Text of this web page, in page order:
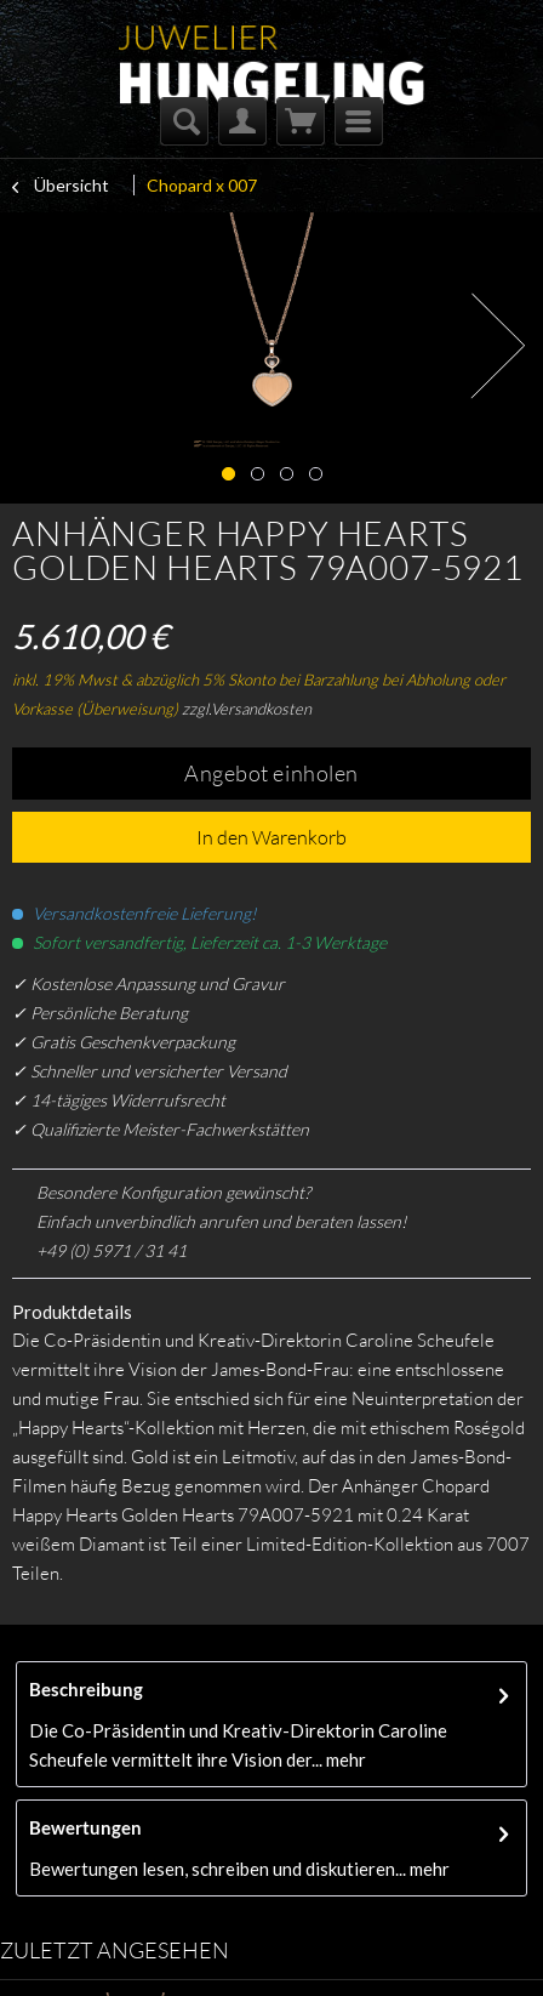
Übersicht Chopard x 007
ANHÄNGER HAPPY HEARTS
GOLDEN HEARTS 79A007-5921
5.610,00 €
inkl. 19% Mwst & abzüglich 5% Skonto bei Barzahlung bei Abholung oder
Vorkasse (Überweisung)zzgl.Versandkosten
Angebot einholen
In den Warenkorb
Versandkostenfreie Lieferung!
Sofort versandfertig, Lieferzeit ca. 1-3 Werktage
✓ Kostenlose Anpassung und Gravur
✓ Persönliche Beratung
✓ Gratis Geschenkverpackung
✓ Schneller und versicherter Versand
✓ 14-tägiges Widerrufsrecht
✓ Qualifizierte Meister-Fachwerkstätten
Besondere Konfiguration gewünscht?
Einfach unverbindlich anrufen und beraten lassen!
+49 (0) 5971 / 31 41
Produktdetails
Die Co-Präsidentin und Kreativ-Direktorin Caroline Scheufele
vermittelt ihre Vision der James-Bond-Frau: eine entschlossene
und mutige Frau. Sie entschied sich für eine Neuinterpretation der
„Happy Hearts“-Kollektion mit Herzen, die mit ethischem Roségold
ausgefüllt sind. Gold ist ein Leitmotiv, auf das in den James-Bond-
Filmen häufig Bezug genommen wird. Der Anhänger Chopard
Happy Hearts Golden Hearts 79A007-5921 mit 0.24 Karat
weißem Diamant ist Teil einer Limited-Edition-Kollektion aus 7007
Teilen.
Beschreibung
Die Co-Präsidentin und Kreativ-Direktorin Caroline
Scheufele vermittelt ihre Vision der...
mehr
Bewertungen
Bewertungen lesen, schreiben und diskutieren...
mehr
ZULETZT ANGESEHEN